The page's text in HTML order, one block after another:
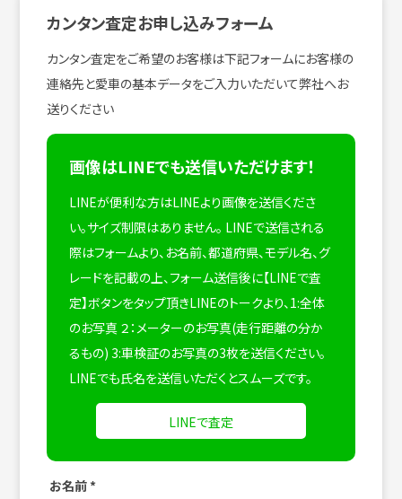
カンタン査定お申し込みフォーム
カンタン査定をご希望のお客様は下記フォームにお客様の
連絡先と愛車の基本データをご入力いただいて弊社へお
送りください
画像はLINEでも送信いただけます！
LINEが便利な方はLINEより画像を送信くださ
い。サイズ制限はありません。 LINEで送信される
際はフォームより、お名前、都道府県、モデル名、グ
レードを記載の上、フォーム送信後に【LINEで査
定】ボタンをタップ頂きLINEのトークより、1:全体
のお写真 ２：メーターのお写真(走行距離の分か
るもの) 3:車検証のお写真の3枚を送信ください。
LINEでも氏名を送信いただくとスムーズです。
LINEで査定
お名前 *